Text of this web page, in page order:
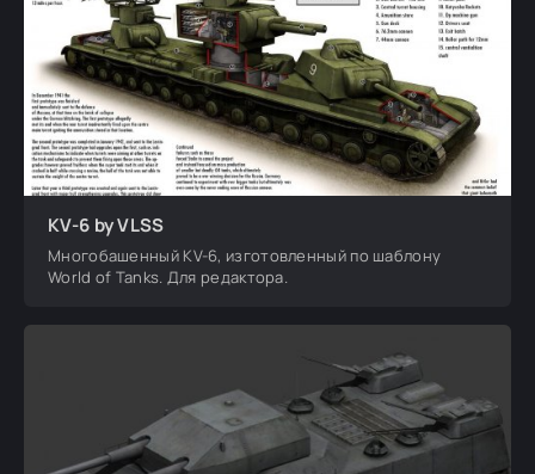
KV-6 by VLSS
Многобашенный KV-6, изготовленный по шаблону
World of Tanks. Для редактора.